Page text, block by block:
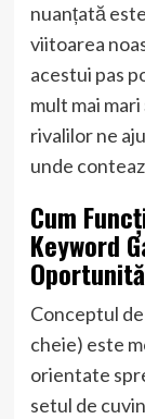
nuanțată
viitoarea
acestui pas
mult mai
rivalilor ne
unde
Cum
Keyword
Conceptul de
cheie) este
orientate
setul de